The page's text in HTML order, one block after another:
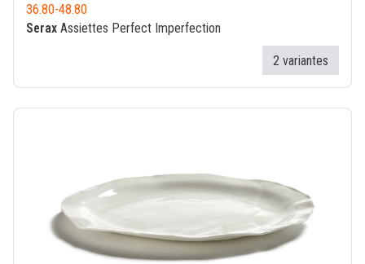
36.80-48.80
Serax Assiettes Perfect Imperfection
2 variantes